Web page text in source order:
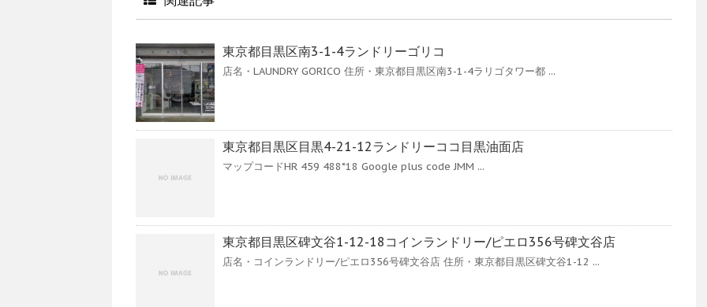
東京都目黒区南3-1-4ランドリーゴリコ
店名・LAUNDRY GORICO 住所・東京都目黒区南3-1-4ラリゴタワー都 ...
東京都目黒区目黒4-21-12ランドリーココ目黒油面店
マップコードHR 459 488*18 Google plus code JMM ...
東京都目黒区碑文谷1-12-18コインランドリー/ピエロ356号碑文谷店
店名・コインランドリー/ピエロ356号碑文谷店 住所・東京都目黒区碑文谷1-12 ...